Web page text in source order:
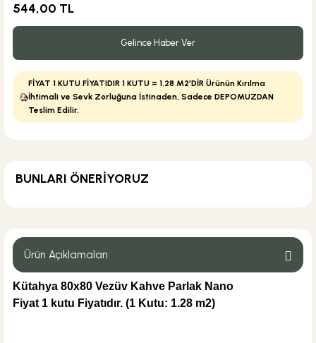
544,00 TL
Gelince Haber Ver
FİYAT 1 KUTU FİYATIDIR 1 KUTU = 1.28 M2'DİR Ürünün Kırılma
İhtimali ve Sevk Zorluğuna İstinaden, Sadece DEPOMUZDAN
Teslim Edilir.
BUNLARI ÖNERİYORUZ
Ürün Açıklamaları
Kütahya 80x80 Vezüv Kahve Parlak Nano
Fiyat 1 kutu Fiyatıdır. (1 Kutu: 1.28 m2)